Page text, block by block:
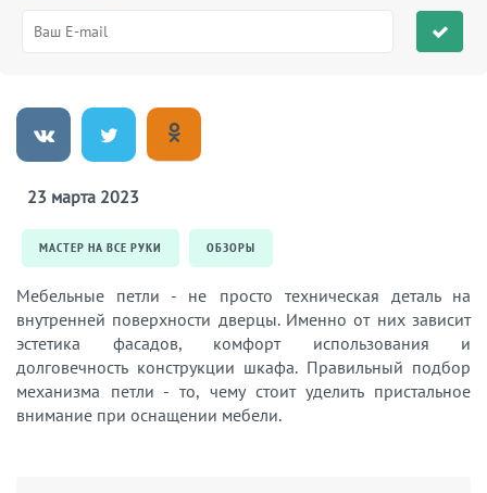
23 марта 2023
МАСТЕР НА ВСЕ РУКИ ОБЗОРЫ
Мебельные петли - не просто техническая деталь на
внутренней поверхности дверцы. Именно от них зависит
эстетика фасадов, комфорт использования и
долговечность конструкции шкафа. Правильный подбор
механизма петли - то, чему стоит уделить пристальное
внимание при оснащении мебели.